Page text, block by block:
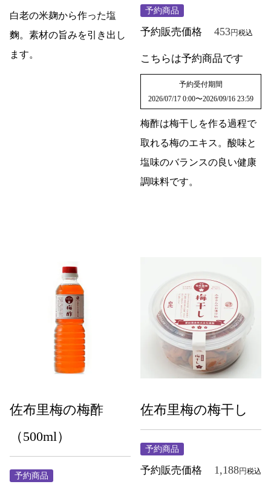
白老の米麹から作った塩
麴。素材の旨みを引き出し
ます。
予約商品
予約販売価格 453 税込
こちらは予約商品です
予約受付期間
2026/07/17 0:00〜2026/09/16 23:59
梅酢は梅干しを作る過程で
取れる梅のエキス。酸味と
塩味のバランスの良い健康
調味料です。
佐布里梅の梅酢
（500ml）
予約商品
佐布里梅の梅干し
予約商品
予約販売価格 1,188 税込